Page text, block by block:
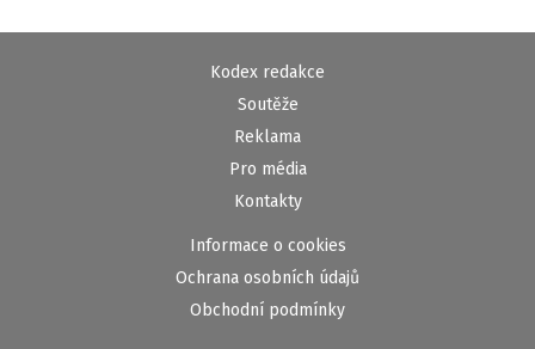
Kodex redakce
Soutěže
Reklama
Pro média
Kontakty
Informace o cookies
Ochrana osobních údajů
Obchodní podmínky